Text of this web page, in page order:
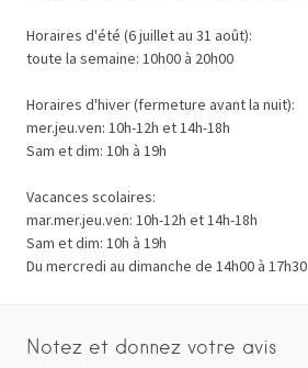
Horaires d'été (6 juillet au 31 août):
toute la semaine: 10h00 à 20h00
Horaires d'hiver (fermeture avant la nuit):
mer.jeu.ven: 10h-12h et 14h-18h
Sam et dim: 10h à 19h
Vacances scolaires:
mar.mer.jeu.ven: 10h-12h et 14h-18h
Sam et dim: 10h à 19h
Du mercredi au dimanche de 14h00 à 17h30
Notez et donnez votre avis